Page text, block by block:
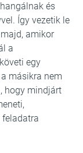
és
Így vezetik le
amikor
a
egy
másikra nem
hogy mindjárt
feladatra